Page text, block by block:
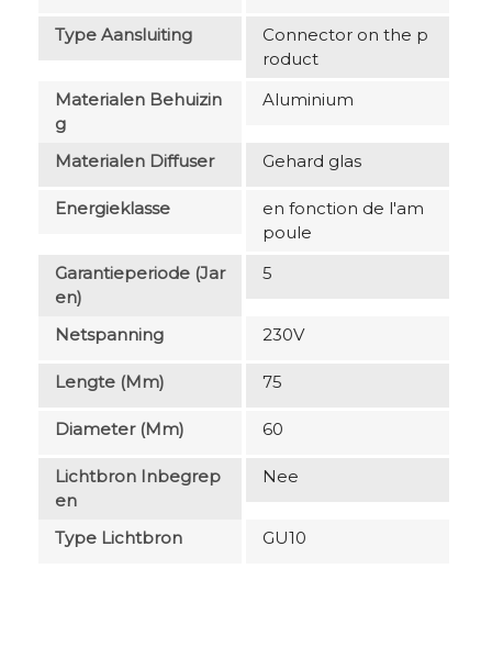
Type Aansluiting
Connector on the p
roduct
Materialen Behuizin
G
Aluminium
Materialen Diffuser Gehard glas
Energieklasse
en fonction de l'am
poule
Garantieperiode (jar
En)
5
Netspanning 230V
Lengte (mm) 75
Diameter (mm) 60
Lichtbron Inbegrep
En
Nee
Type Lichtbron GU10